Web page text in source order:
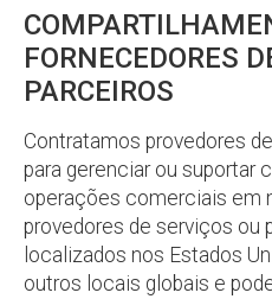
FORNECEDORES
PARCEIROS
Contratamos provedores
para gerenciar ou suportar
operações comerciais em
provedores de serviços ou
localizados nos Estados
outros locais globais e